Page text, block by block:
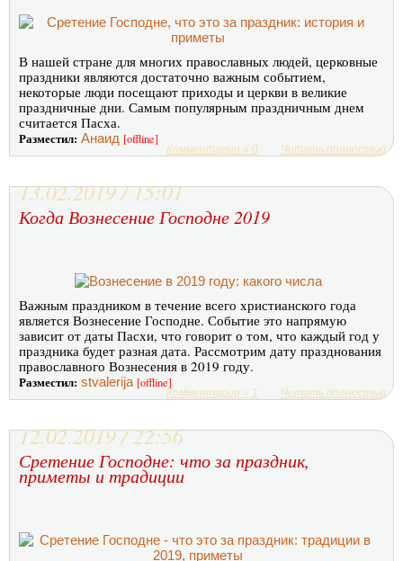
В нашей стране для многих православных людей, церковные
праздники являются достаточно важным событием,
некоторые люди посещают приходы и церкви в великие
праздничные дни. Самым популярным праздничным днем
считается Пасха.
Разместил: Анаид [offline]
Комментарии » 0 Читать полностью
13.02.2019 / 15:01
Когда Вознесение Господне 2019
Важным праздником в течение всего христианского года
является Вознесение Господне. Событие это напрямую
зависит от даты Пасхи, что говорит о том, что каждый год у
праздника будет разная дата. Рассмотрим дату празднования
православного Вознесения в 2019 году.
Разместил: stvalerija [offline]
Комментарии » 1 Читать полностью
12.02.2019 / 22:56
Сретение Господне: что за праздник,
приметы и традиции